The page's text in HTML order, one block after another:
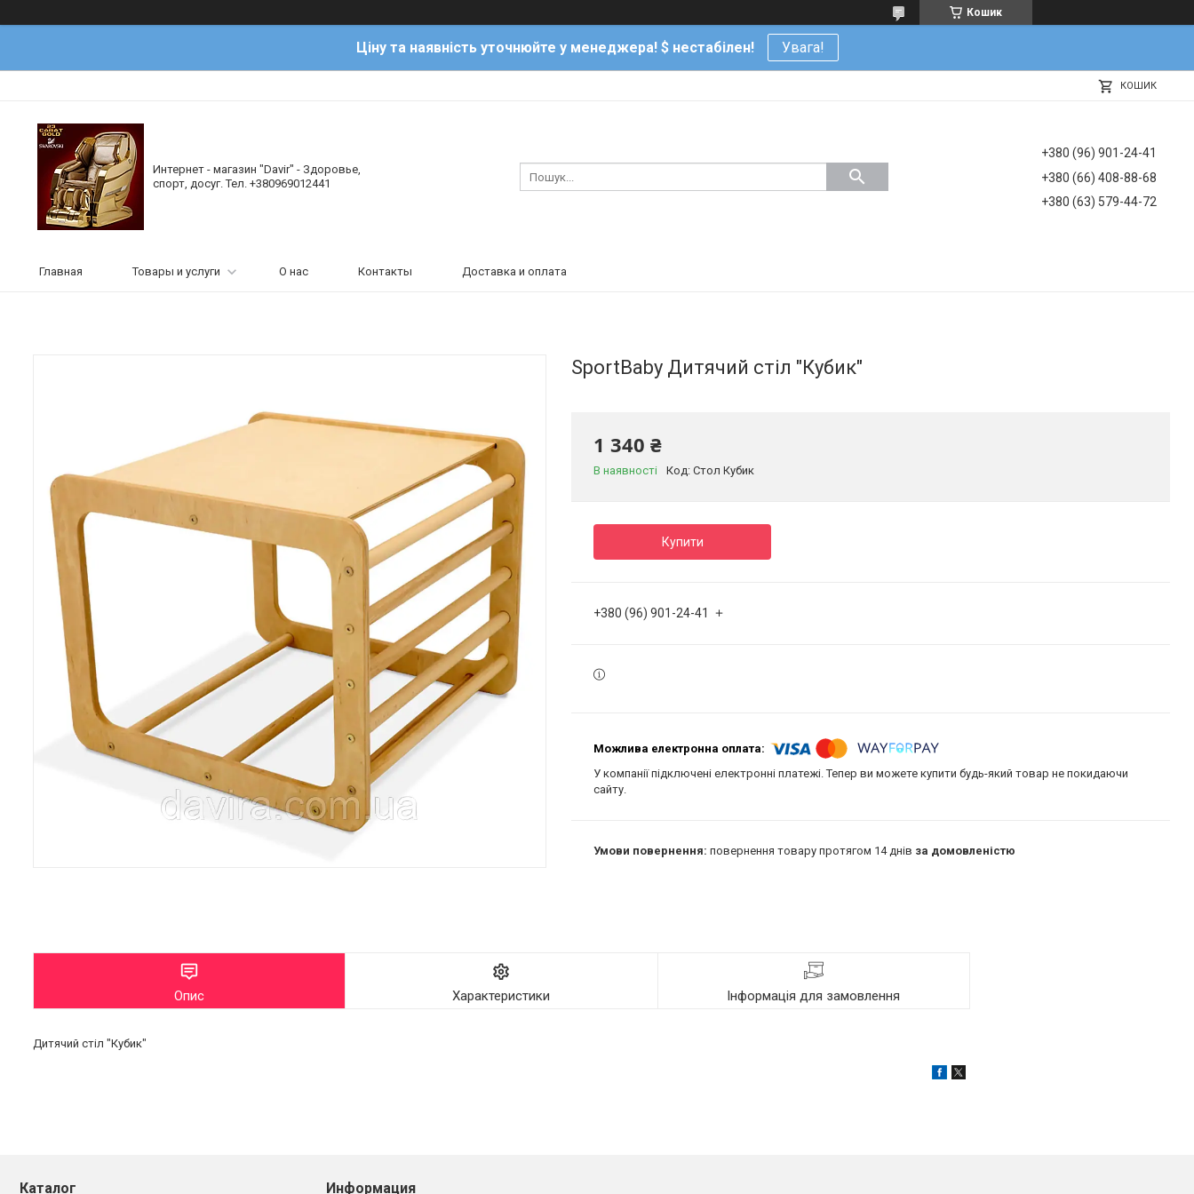
Кошик
Ціну та наявність уточнюйте у менеджера! $ нестабілен! Увага!
КОШИК
Интернет - магазин "Davir" - Здоровье,
спорт, досуг. Тел. +380969012441
+380 (96) 901-24-41
+380 (66) 408-88-68
+380 (63) 579-44-72
Главная Товары и услуги О нас Контакты Доставка и оплата
SportBaby Дитячий стіл "Кубик"
1 340 ₴
В наявності Код: Стол Кубик
Купити
+380 (96) 901-24-41
У компанії підключені електронні платежі. Тепер ви можете купити будь-який товар не покидаючи
сайту.
повернення товару протягом 14 днів за домовленістю
Опис Характеристики Інформація для замовлення
Дитячий стіл "Кубик"
Каталог Информация